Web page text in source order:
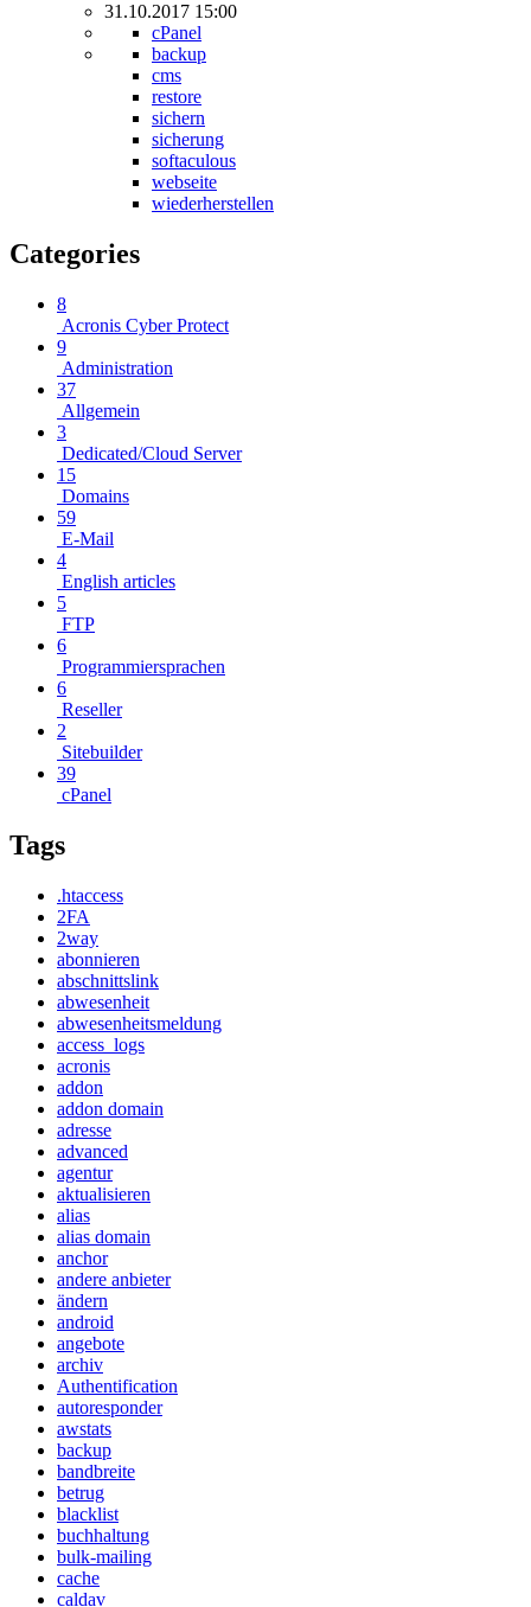
31.10.2017 15:00
cPanel
backup
cms
restore
sichern
sicherung
softaculous
webseite
wiederherstellen
Categories
8
Acronis Cyber Protect
9
Administration
37
Allgemein
3
Dedicated/Cloud Server
15
Domains
59
E-Mail
4
English articles
5
FTP
6
Programmiersprachen
6
Reseller
2
Sitebuilder
39
cPanel
Tags
.htaccess
2FA
2way
abonnieren
abschnittslink
abwesenheit
abwesenheitsmeldung
access_logs
acronis
addon
addon domain
adresse
advanced
agentur
aktualisieren
alias
alias domain
anchor
andere anbieter
ändern
android
angebote
archiv
Authentification
autoresponder
awstats
backup
bandbreite
betrug
blacklist
buchhaltung
bulk-mailing
cache
caldav